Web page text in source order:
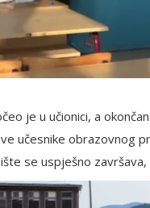
je u učionici, a
učesnike obrazovnog
se uspješno završava,